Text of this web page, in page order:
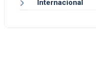
Internacional